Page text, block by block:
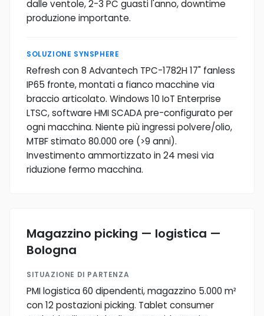
dalle ventole, 2-3 PC guasti l'anno, downtime
produzione importante.
SOLUZIONE SYNSPHERE
Refresh con 8 Advantech TPC-1782H 17" fanless
IP65 fronte, montati a fianco macchine via
braccio articolato. Windows 10 IoT Enterprise
LTSC, software HMI SCADA pre-configurato per
ogni macchina. Niente più ingressi polvere/olio,
MTBF stimato 80.000 ore (>9 anni).
Investimento ammortizzato in 24 mesi via
riduzione fermo macchina.
Magazzino picking — logistica —
Bologna
SITUAZIONE DI PARTENZA
PMI logistica 60 dipendenti, magazzino 5.000 m²
con 12 postazioni picking. Tablet consumer